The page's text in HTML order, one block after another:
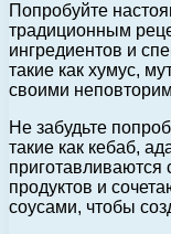
Попробуйте
традиционным
ингредиентов и
такие как хумус,
своими
Не забудьте
такие как кебаб,
продуктов и
соусами, чтобы